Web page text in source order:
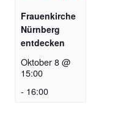
Frauenkirche
Nürnberg
entdecken
Oktober 8 @
15:00
- 16:00